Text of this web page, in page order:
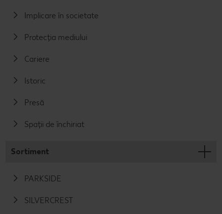
Implicare în societate
Protecția mediului
Cariere
Istoric
Presă
Spații de închiriat
Sortiment
PARKSIDE
SILVERCREST